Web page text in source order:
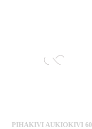
PIHAKIVI AUKIOKIVI 60